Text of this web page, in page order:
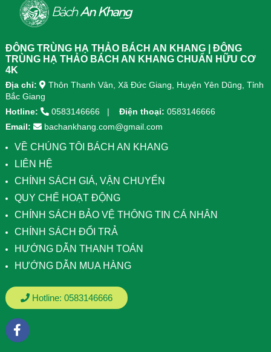
ĐÔNG TRÙNG HẠ THẢO BÁCH AN KHANG | ĐÔNG
TRÙNG HẠ THẢO BÁCH AN KHANG CHUẨN HỮU CƠ
4K
Địa chỉ:
Thôn Thanh Vân, Xã Đức Giang, Huyện Yên Dũng, Tỉnh
Bắc Giang
Hotline:
0583146666 Điện thoại: 0583146666
Email:
bachankhang.com@gmail.com
VỀ CHÚNG TÔI BÁCH AN KHANG
LIÊN HỆ
CHÍNH SÁCH GIÁ, VẬN CHUYỂN
QUY CHẾ HOẠT ĐỘNG
CHÍNH SÁCH BẢO VỆ THÔNG TIN CÁ NHÂN
CHÍNH SÁCH ĐỔI TRẢ
HƯỚNG DẪN THANH TOÁN
HƯỚNG DẪN MUA HÀNG
Hotline: 0583146666